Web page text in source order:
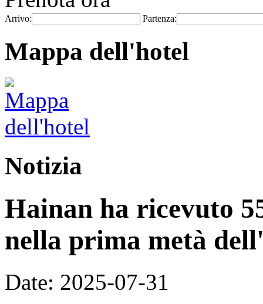
Arrivo: Partenza:
Mappa dell'hotel
Notizia
Hainan ha ricevuto
nella prima metà
Date: 2025-07-31